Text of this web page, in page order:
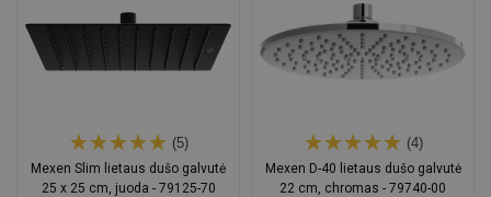
(5)
Mexen Slim lietaus dušo galvutė
25 x 25 cm, juoda - 79125-70
(4)
Mexen D-40 lietaus dušo galvutė
22 cm, chromas - 79740-00